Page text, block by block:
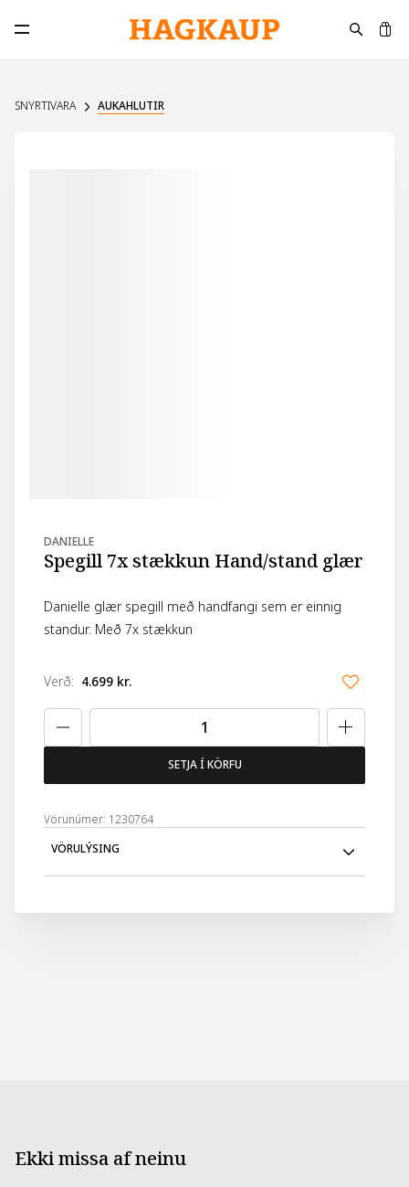
Opna aðalvalmynd
SNYRTIVARA AUKAHLUTIR
DANIELLE
Spegill 7x stækkun Hand/stand glær
Danielle glær spegill með handfangi sem er einnig
standur. Með 7x stækkun
Verð: 4.699 kr.
SETJA Í KÖRFU
Vörunúmer: 1230764
VÖRULÝSING
handfangi. Handfangið er hreyfanlegt, það er hægt að
Ekki missa af neinu